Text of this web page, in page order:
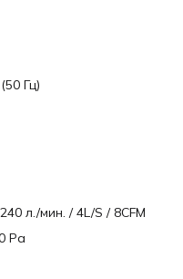
Гц)
л./мин. / 4L/S / 8CFM
Pa